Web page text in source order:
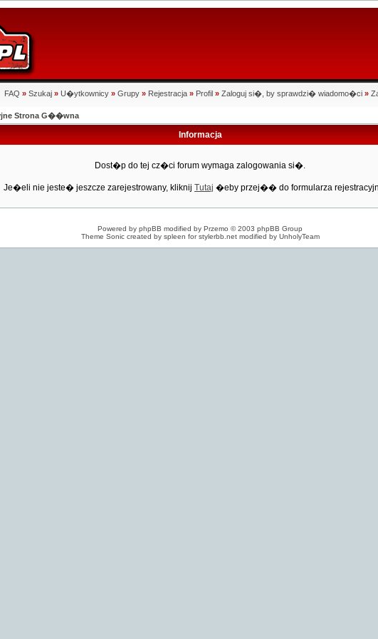
FAQ » Szukaj » U�ytkownicy » Grupy » Rejestracja » Profil » Zaloguj si�, by sprawdzi� wiadomo�ci »
Strona G��wna
Informacja
Dost�p do tej cz�ci forum wymaga zalogowania si�.
Je�eli nie jeste� jeszcze zarejestrowany, kliknij Tutaj �eby przej�� do formularza
Powered by phpBB modified by Przemo © 2003 phpBB Group
Theme Sonic created by spleen forstylerbb.netmodified by UnholyTeam